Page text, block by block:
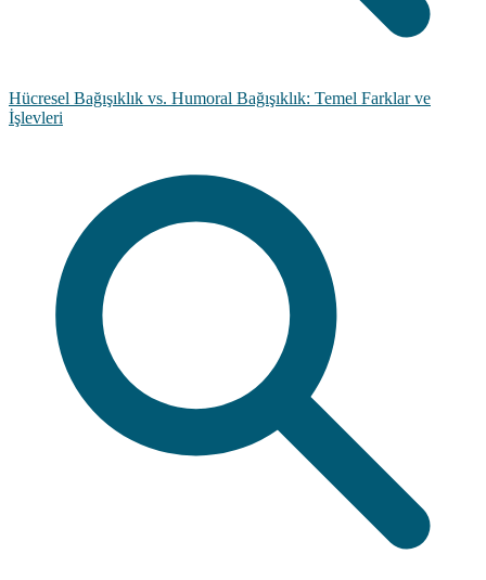
Hücresel Bağışıklık vs. Humoral Bağışıklık: Temel Farklar ve
İşlevleri